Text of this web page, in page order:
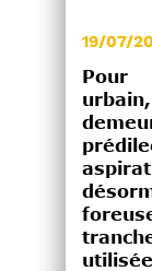
19/07/
Pour